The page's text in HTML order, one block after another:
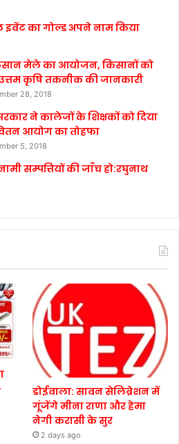
का गोल्ड अपने नाम किया
मेले का आयोजन, किसानों को
कृषि तकनीक की जानकारी
28, 2018
ने कालेजों के शिक्षकों को दिया
आयोग का तोहफा
5, 2018
सम्पत्तियों की जाँच हो:रघुनाथ
डोईवाला: सावन सेलिब्रेशन में
गूंजेंगे मीना राणा और हेमा
नेगी करासी के सुर
2 days ago